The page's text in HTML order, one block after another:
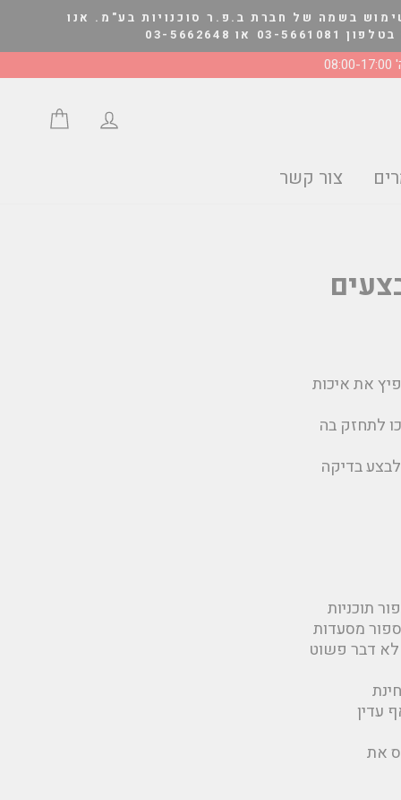
בשמה של חברת ב.פ.ר סוכנויות בע"מ. אנו
5662648
התחבר/י
צור קשר
את איכות
לתחזק בה
בדיקה
תוכניות
מסעדות
דבר פשוט
עדין
את